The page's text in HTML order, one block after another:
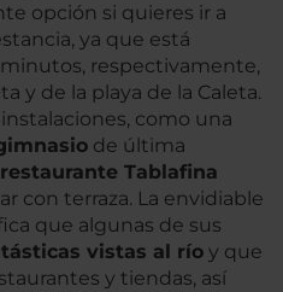
opción si quieres ir a
ya que está
minutos, respectivamente,
y de la playa de la Caleta.
como una
de última
restaurante Tablafina
con terraza. La envidiable
que algunas de sus
vistas al río y que
y tiendas, así